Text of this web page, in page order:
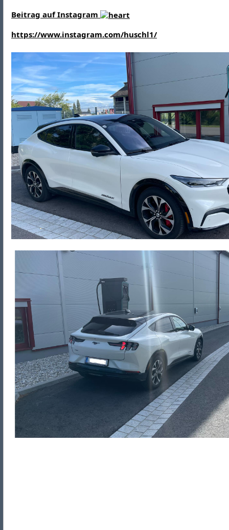
Beitrag auf Instagram
https://www.instagram.com/huschl1/